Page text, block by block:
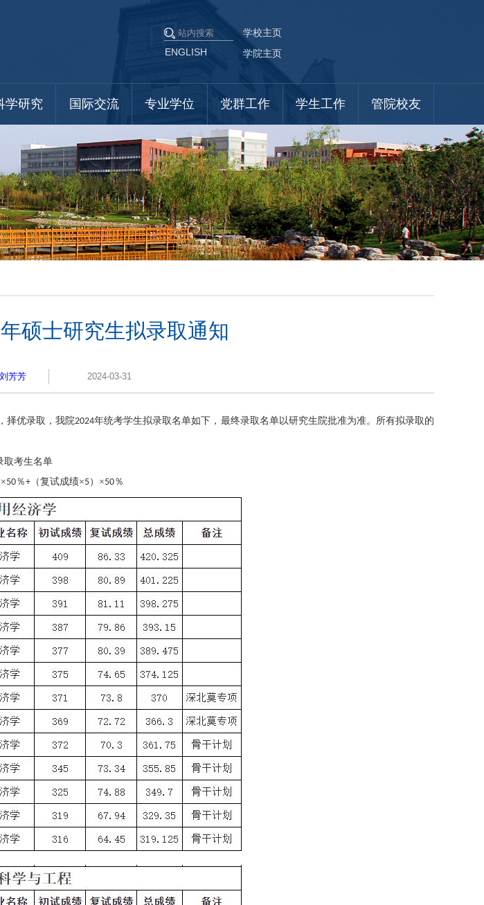
ENGLISH
学校主页
学院主页
学研究 国际交流 专业学位 党群工作 学生工作 管院校友
硕士研究生拟录取通知
刘芳芳 2024-03-31
择优录取，我院2024年统考学生拟录取名单如下，最终录取名单以研究生院批准为准。所有拟录取的
取考生名单
50％+ （复试成绩×5）×50％